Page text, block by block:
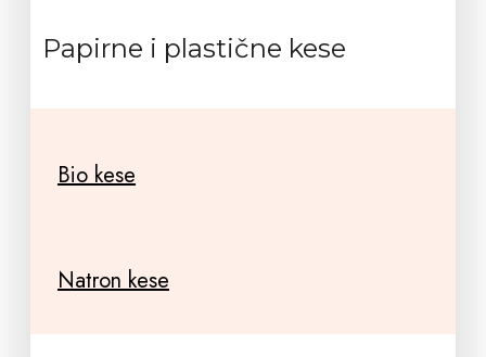
Papirne i plastične kese
Bio kese
Natron kese